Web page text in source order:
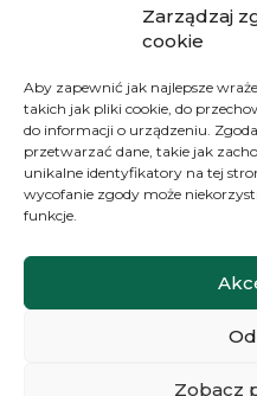
Zarządzaj
cookie
Aby zapewnić jak najlepsze
takich jak pliki cookie, do
do informacji o urządzeniu.
przetwarzać dane, takie jak
unikalne identyfikatory na tej
wycofanie zgody może
funkcje.
Zobacz
Moje
+48